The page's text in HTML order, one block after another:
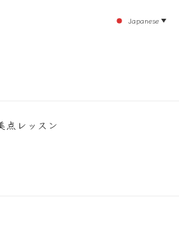
点レッスン
Japanese ▼